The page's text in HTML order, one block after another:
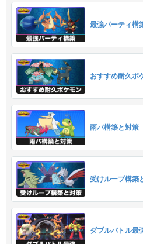
最強パーティ構
おすすめ耐久ポ
雨パ構築と対策
受けループ構築
ダブルバトル最